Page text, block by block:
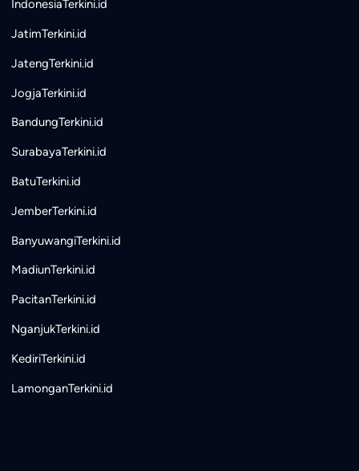
IndonesiaTerkini.id
JatimTerkini.id
JatengTerkini.id
JogjaTerkini.id
BandungTerkini.id
SurabayaTerkini.id
BatuTerkini.id
JemberTerkini.id
BanyuwangiTerkini.id
MadiunTerkini.id
PacitanTerkini.id
NganjukTerkini.id
KediriTerkini.id
LamonganTerkini.id